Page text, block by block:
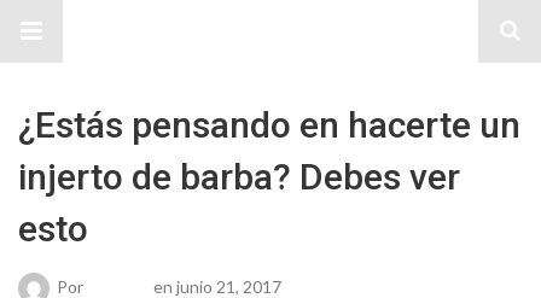
¿Estás pensando en hacerte un
injerto de barba? Debes ver
esto
Por en junio 21, 2017